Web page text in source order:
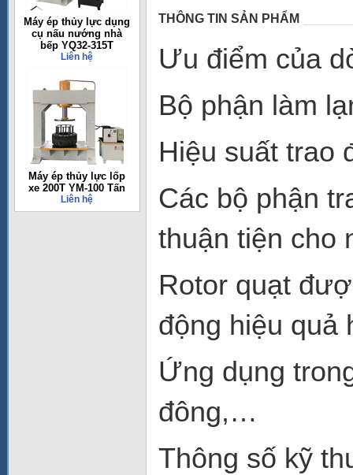
Máy ép thủy lực dụng
cụ nấu nướng nhà
bếp YQ32-315T
Liên hệ
Máy ép thủy lực lốp
xe 200T YM-100 Tấn
Liên hệ
THÔNG TIN SẢN PHẨM
Ưu điểm của
Bộ phận làm
Hiệu suất trao
Các bộ phận
thuận tiện cho
Rotor quạt
động hiệu quả
Ứng dụng
đông,…
Thông số kỹ